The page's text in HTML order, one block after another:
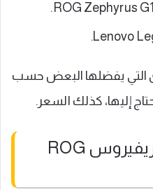
التي يفضلها البعض حسب
إليها، كذلك السعر.
لابتوب آسوس روج زيفيروس ROG